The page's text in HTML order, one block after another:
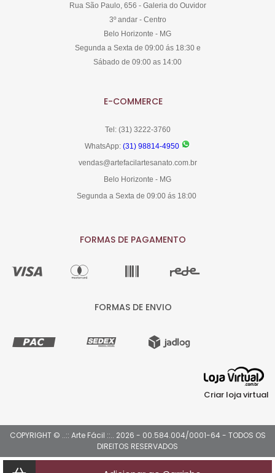
Rua São Paulo, 656 - Galeria do Ouvidor
3º andar - Centro
Belo Horizonte - MG
Segunda a Sexta de 09:00 ás 18:30 e
Sábado de 09:00 as 14:00
E-COMMERCE
Tel: (31) 3222-3760
WhatsApp: (31) 98814-4950
vendas@artefacilartesanato.com.br
Belo Horizonte - MG
Segunda a Sexta de 09:00 ás 18:00
FORMAS DE PAGAMENTO
FORMAS DE ENVIO
Criar loja virtual
COPYRIGHT © ..:: Arte Fácil ::.. 2026 - 00.584.004/0001-64 - TODOS OS
DIREITOS RESERVADOS